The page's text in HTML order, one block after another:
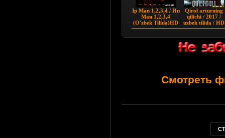
Ip Man 1,2,3,4 / Ип
Ман 1,2,3,4
(O'zbek Tilida)HD
Qirol arturning
qilichi / 2017 /
uzbek tilida / HD
Смотреть